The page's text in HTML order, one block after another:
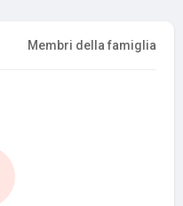
Membri della famiglia